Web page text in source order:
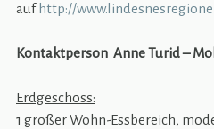
auf http://
Kontaktperson Anne Turid –
Erdgeschoss:
1 großer Wohn-Essbereich,